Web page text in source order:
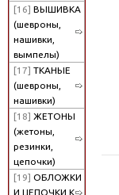
[16] ВЫШИВКА
(шевроны,
нашивки,
вымпелы)
[17] ТКАНЫЕ
(шевроны,
нашивки)
[18] ЖЕТОНЫ
(жетоны,
резинки,
цепочки)
[19] ОБЛОЖКИ
И ЦЕПОЧКИ К